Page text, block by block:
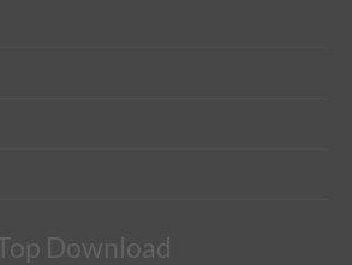
Download